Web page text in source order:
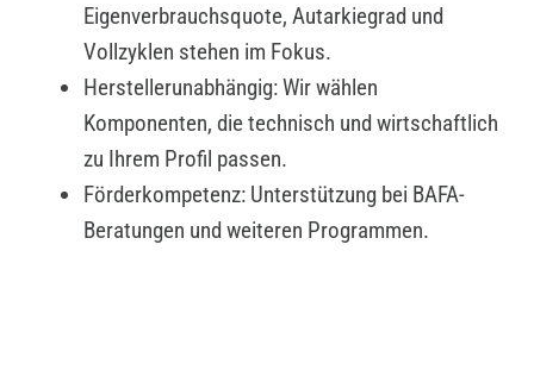
Eigenverbrauchsquote, Autarkiegrad und
Vollzyklen stehen im Fokus.
Herstellerunabhängig: Wir wählen
Komponenten, die technisch und wirtschaftlich
zu Ihrem Profil passen.
Förderkompetenz: Unterstützung bei BAFA-
Beratungen und weiteren Programmen.